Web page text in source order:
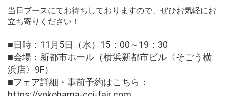
当日ブースにてお待ちしておりますので、ぜひお気軽にお
立ち寄りください！
■日時： 11 月 5日（水） 15 ： 00～ 19 ： 30
■会場：新都市ホール（横浜新都市ビル〈そごう横
浜店〉 9F）
■フェア詳細・事前予約はこちら：